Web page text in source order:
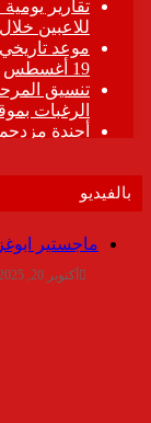
بالفيديو
ماجستير
أكتوبر 20, 2025